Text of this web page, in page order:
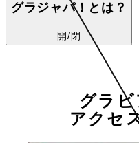
グラジャパ！とは？
開/閉
グラ
アクセ